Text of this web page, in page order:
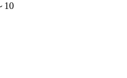
10